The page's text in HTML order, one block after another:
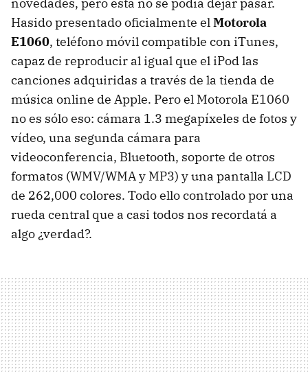
Hasido presentado oficialmente elMotorola
E1060, teléfono móvil compatible con iTunes,
capaz de reproducir al igual que el iPod las
canciones adquiridas a través de la tienda de
música online de Apple. Pero el Motorola E1060
no es sólo eso: cámara 1.3 megapíxeles de fotos y
vídeo, una segunda cámara para
videoconferencia, Bluetooth, soporte de otros
formatos (WMV/WMA y MP3) y una pantalla LCD
de 262,000 colores. Todo ello controlado por una
rueda central que a casi todos nos recordatá a
algo ¿verdad?.